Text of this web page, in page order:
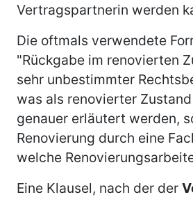
Vertragspartnerin werden
Die oftmals verwendete
"Rückgabe im renovierten
sehr unbestimmter
was als renovierter
genauer erläutert werden,
Renovierung durch eine
welche
Eine Klausel, nach der der